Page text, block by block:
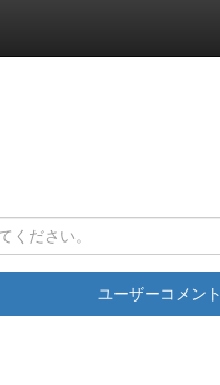
ユーザーコメント